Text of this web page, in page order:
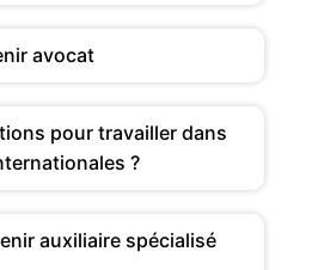
avocat
pour travailler dans
?
auxiliaire spécialisé